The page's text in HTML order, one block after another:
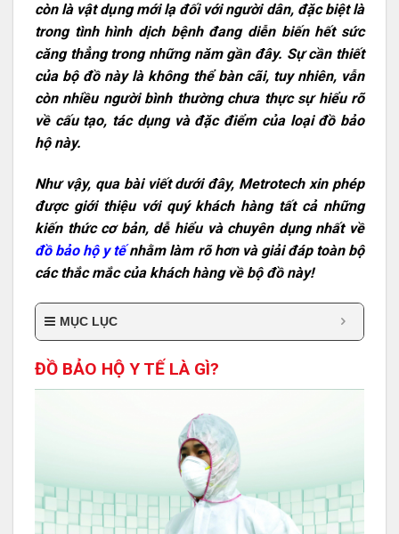
còn là vật dụng mới lạ đối với người dân, đặc biệt là
trong tình hình dịch bệnh đang diễn biến hết sức
căng thẳng trong những năm gần đây. Sự cần thiết
của bộ đồ này là không thể bàn cãi, tuy nhiên, vẫn
còn nhiều người bình thường chưa thực sự hiểu rõ
về cấu tạo, tác dụng và đặc điểm của loại đồ bảo
hộ này.
Như vậy, qua bài viết dưới đây, Metrotech xin phép
được giới thiệu với quý khách hàng tất cả những
kiến thức cơ bản, dễ hiểu và chuyên dụng nhất về
đồ bảo hộ y tếnhằm làm rõ hơn và giải đáp toàn bộ
các thắc mắc của khách hàng về bộ đồ này!
MỤC LỤC
ĐỒ BẢO HỘ Y TẾ LÀ GÌ?